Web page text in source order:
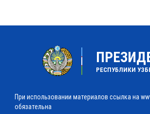
РЕСПУБЛИКИ
При использовании материалов ссылка на
обязательна